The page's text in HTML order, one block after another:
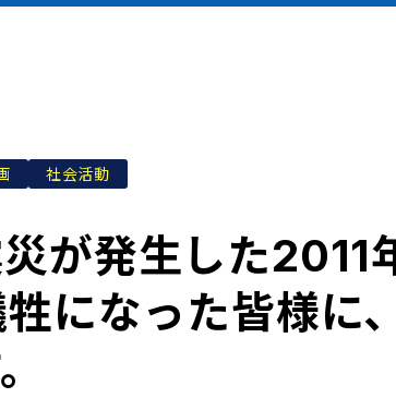
社会活動
が発生した2011
になった皆様に